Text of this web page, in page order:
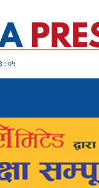
: ०७